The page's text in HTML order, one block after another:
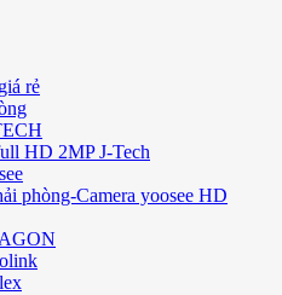
rẻ
HD 2MP J-Tech
phòng-Camera yoosee HD